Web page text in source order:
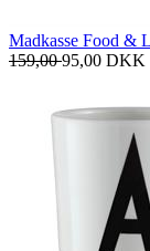
Madkasse Food &
159,0095,00 DKK